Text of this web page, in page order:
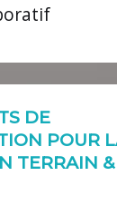
DE
POUR
TERRAIN